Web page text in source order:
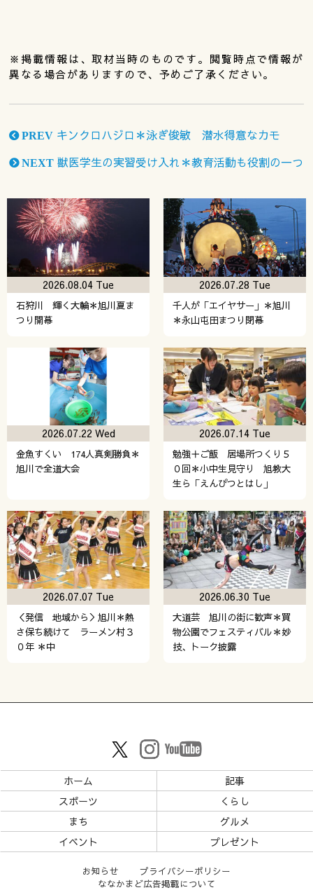
※掲載情報は、取材当時のものです。閲覧時点で情報が
異なる場合がありますので、予めご了承ください。
PREV キンクロハジロ＊泳ぎ俊敏 潜水得意なカモ
NEXT 獣医学生の実習受け入れ＊教育活動も役割の一つ
石狩川 輝く大輪＊旭川夏ま
つり開幕
2026.08.04 Tue
千人が「エイヤサー」＊旭川
＊永山屯田まつり閉幕
2026.07.28 Tue
金魚すくい 174人真剣勝負＊
旭川で全道大会
2026.07.22 Wed
勉強＋ご飯 居場所つくり５
０回＊小中生見守り 旭教大
生ら「えんぴつとはし」
2026.07.14 Tue
＜発信 地域から＞旭川＊熱
さ保ち続けて ラーメン村３
０年 ＊中
2026.07.07 Tue
大道芸 旭川の街に歓声＊買
物公園でフェスティバル＊妙
技、トーク披露
2026.06.30 Tue
ホーム
記事
スポーツ
くらし
まち
グルメ
イベント
プレゼント
お知らせ
プライバシーポリシー
ななかまど広告掲載について